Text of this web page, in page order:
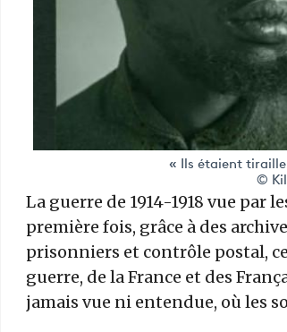
« Ils étaient
©
La guerre de 1914-1918 vue par
première fois, grâce à des
prisonniers et contrôle postal,
guerre, de la France et des
jamais vue ni entendue, où les